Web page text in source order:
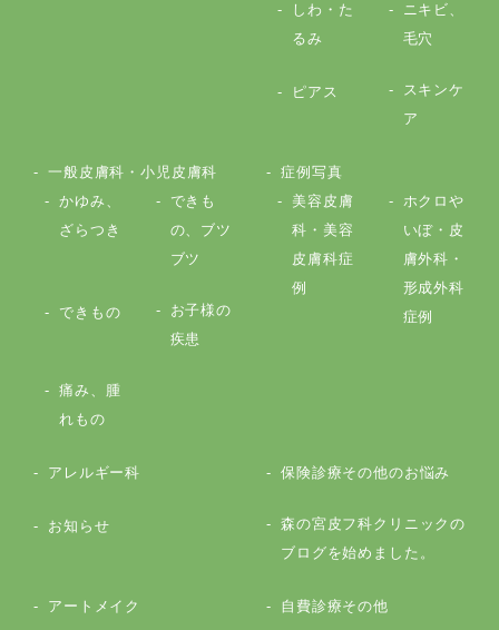
しわ・た
るみ
ニキビ、
毛穴
ピアス
スキンケ
ア
一般皮膚科・小児皮膚科
かゆみ、
ざらつき
できも
の、ブツ
ブツ
できもの
お子様の
疾患
痛み、腫
れもの
症例写真
美容皮膚
科・美容
皮膚科症
例
ホクロや
いぼ・皮
膚外科・
形成外科
症例
アレルギー科 保険診療その他のお悩み
お知らせ
森の宮皮フ科クリニックの
ブログを始めました。
アートメイク 自費診療その他